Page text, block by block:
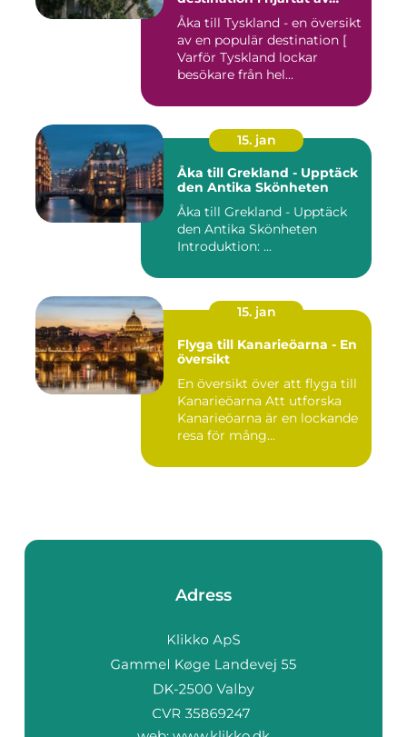
Europa
Åka till Tyskland - en översikt
av en populär destination [
Varför Tyskland lockar
besökare från hel...
15. jan
Åka till Grekland - Upptäck
den Antika Skönheten
Åka till Grekland - Upptäck
den Antika Skönheten
Introduktion: ...
15. jan
Flyga till Kanarieöarna - En
översikt
En översikt över att flyga till
Kanarieöarna Att utforska
Kanarieöarna är en lockande
resa för mång...
Adress